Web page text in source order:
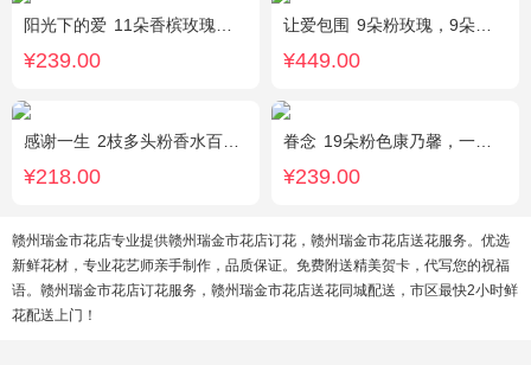
阳光下的爱 11朵香槟玫瑰，3朵向日葵，1个蓝色绣球，配花、绿叶搭配
¥239.00
让爱包围 9朵粉玫瑰，9朵红玫瑰，7朵白玫瑰，7朵蓝玫瑰，7朵香槟玫瑰，满天星和绿草丰满外围，随机赠送两只公仔
¥449.00
感谢一生 2枝多头粉香水百合，11枝粉康乃馨，满天星+绿叶适量。
¥218.00
眷念 19朵粉色康乃馨，一条灯带，满天星、绿叶搭配
¥239.00
赣州瑞金市花店专业提供赣州瑞金市花店订花，赣州瑞金市花店送花服务。优选
新鲜花材，专业花艺师亲手制作，品质保证。免费附送精美贺卡，代写您的祝福
语。赣州瑞金市花店订花服务，赣州瑞金市花店送花同城配送，市区最快2小时鲜
花配送上门！